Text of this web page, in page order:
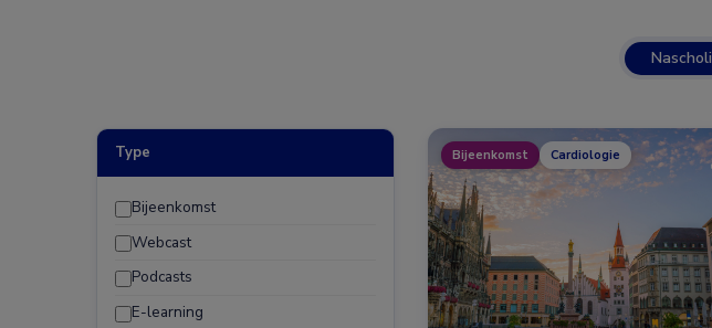
Type
Bijeenkomst
Webcast
Podcasts
E-learning
Bijeenkomst Cardiologie